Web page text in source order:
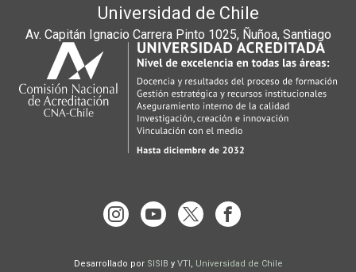
Universidad de Chile
Av. Capitán Ignacio Carrera Pinto 1025, Ñuñoa, Santiago
Desarrollado por SISIB y VTI , Universidad de Chile